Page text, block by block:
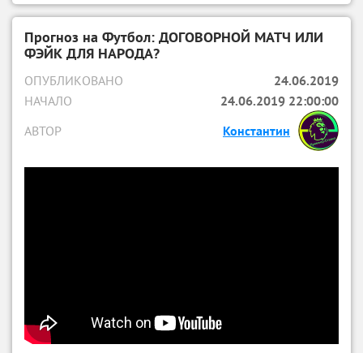
Прогноз на Футбол: ДОГОВОРНОЙ МАТЧ ИЛИ
ФЭЙК ДЛЯ НАРОДА?
ОПУБЛИКОВАНО
24.06.2019
НАЧАЛО
24.06.2019 22:00:00
АВТОР
Константин